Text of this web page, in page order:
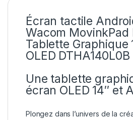
Écran tactile
Wacom MovinkPad
Tablette Graphique
OLED DTHA140L0B
Une tablette
écran OLED 14″ et
Plongez dans l’univers de la